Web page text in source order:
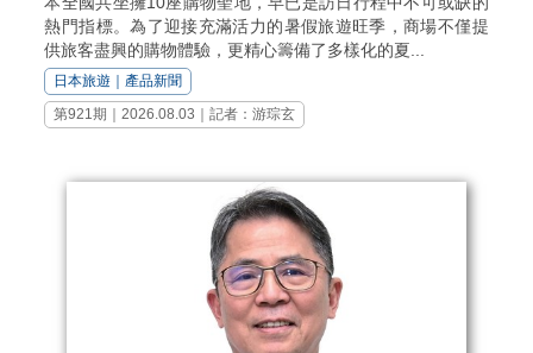
熱門指標。為了迎接充滿活力的暑假旅遊旺季，商場不僅提
供旅客盡興的購物體驗，更精心籌備了多樣化的夏...
日本旅遊
產品新聞
第921期｜2026.08.03｜記者：游琮玄